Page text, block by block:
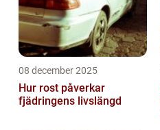
08 december 2025
Hur rost påverkar
fjädringens livslängd